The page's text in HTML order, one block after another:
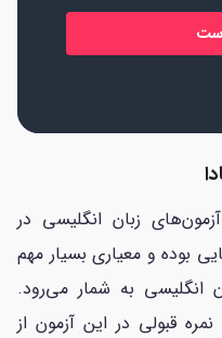
زبان انگلیسی در
بوده و معیاری بسیار مهم
انگلیسی به شمار می‌رود.
قبولی در این آزمون از